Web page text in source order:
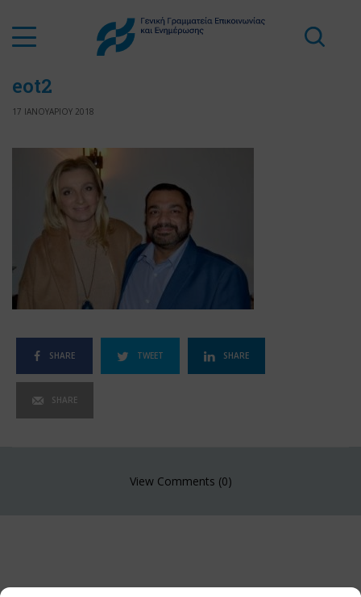
eot2
17 ΙΑΝΟΥΑΡΙΟΥ 2018
SHARE TWEET SHARE
SHARE
View Comments (0)